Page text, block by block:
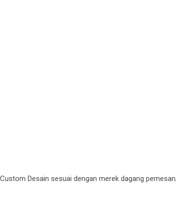
Desain sesuai dengan merek dagang